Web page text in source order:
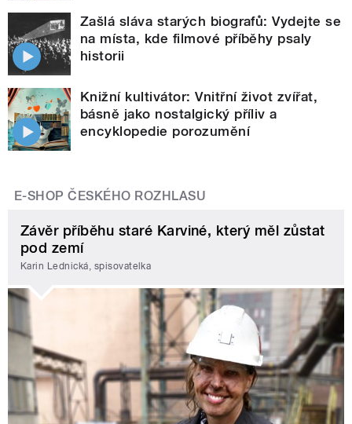
Zašlá sláva starých biografů: Vydejte se
na místa, kde filmové příběhy psaly
historii
Knižní kultivátor: Vnitřní život zvířat,
básně jako nostalgický příliv a
encyklopedie porozumění
E-SHOP ČESKÉHO ROZHLASU
Závěr příběhu staré Karviné, který měl zůstat
pod zemí
Karin Lednická, spisovatelka